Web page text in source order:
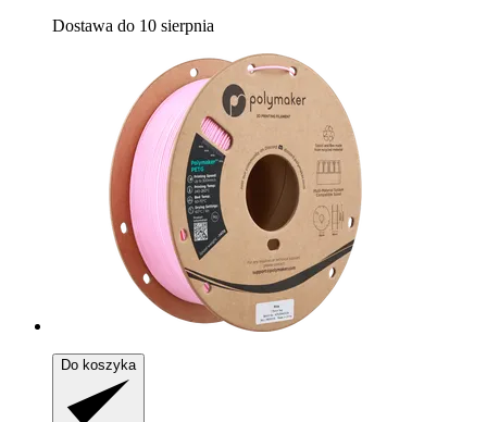
Dostawa do 10 sierpnia
Do koszyka